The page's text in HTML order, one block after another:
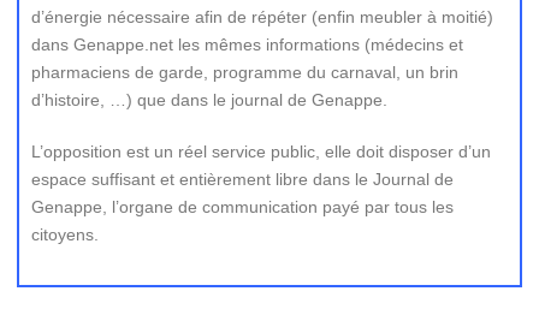
d’énergie nécessaire afin de répéter (enfin meubler à moitié)
dans Genappe.net les mêmes informations (médecins et
pharmaciens de garde, programme du carnaval, un brin
d’histoire, …) que dans le journal de Genappe.
L’opposition est un réel service public, elle doit disposer d’un
espace suffisant et entièrement libre dans le Journal de
Genappe, l’organe de communication payé par tous les
citoyens.